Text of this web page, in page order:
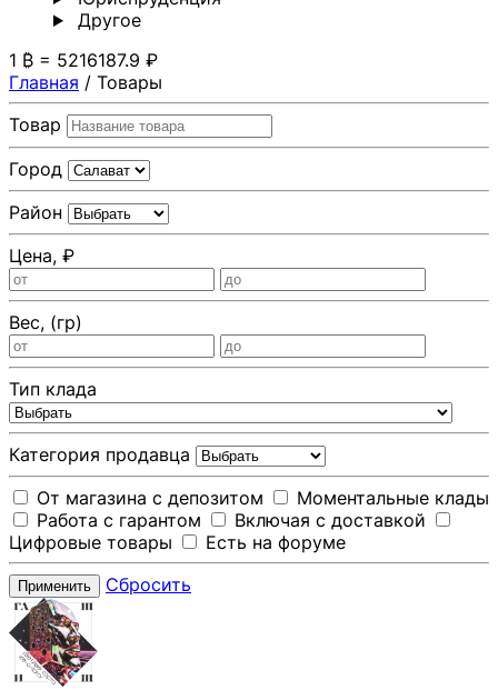
Другoе
1 ₿ = 5216187.9 ₽
Главная / Товары
Товар
Город
Район
Цена, ₽
Вес, (гр)
Тип клада
Категория продавца
От магазина с депозитом
Моментальные клады
Работа с гарантом
Включая с доставкой
Цифровые товары
Есть на форуме
Применить Сбросить